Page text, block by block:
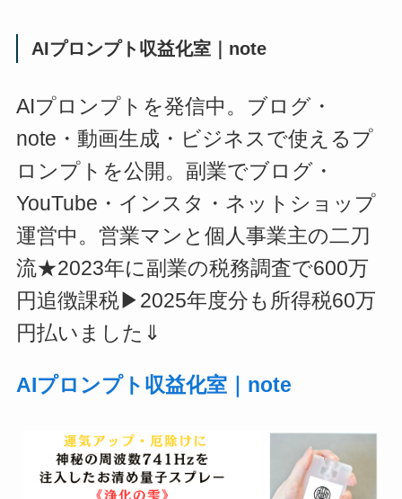
AIプロンプト収益化室｜note
AIプロンプトを発信中。ブログ・
note・動画生成・ビジネスで使えるプ
ロンプトを公開。副業でブログ・
YouTube・インスタ・ネットショップ
運営中。営業マンと個人事業主の二刀
流★2023年に副業の税務調査で600万
円追徴課税▶2025年度分も所得税60万
円払いました⇓
AIプロンプト収益化室｜note